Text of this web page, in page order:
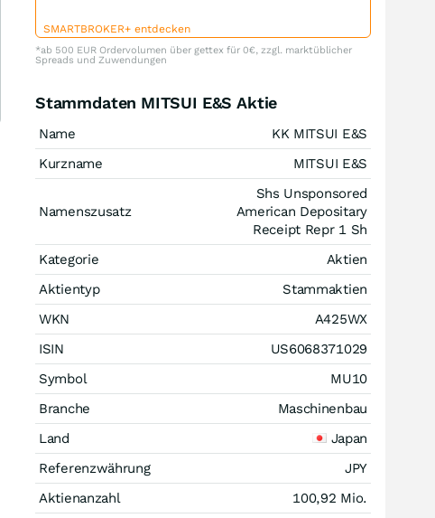
SMARTBROKER+ entdecken
*ab 500 EUR Ordervolumen über gettex für 0€, zzgl. marktüblicher
Spreads und Zuwendungen
Stammdaten MITSUI E&S Aktie
Name
KK MITSUI E&S
Kurzname
MITSUI E&S
Namenszusatz
Shs Unsponsored
American Depositary
Receipt Repr 1 Sh
Kategorie
Aktien
Aktientyp
Stammaktien
WKN
A425WX
ISIN
US6068371029
Symbol
MU10
Branche
Maschinenbau
Land
Japan
Referenzwährung
JPY
Aktienanzahl
100,92 Mio.